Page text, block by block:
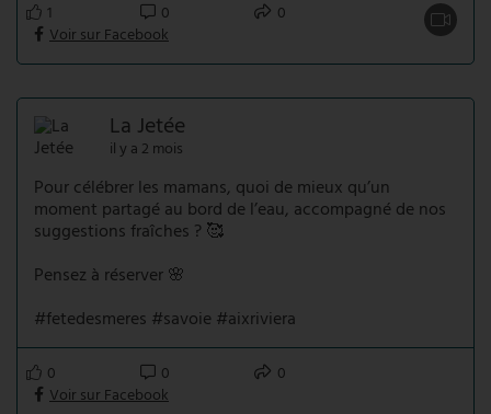
1 0
0
Voir sur Facebook
La Jetée
il y a 2 mois
Pour célébrer les mamans, quoi de mieux qu’un
moment partagé au bord de l’eau, accompagné de nos
suggestions fraîches ? 🥰
Pensez à réserver 🌸
#fetedesmeres #savoie #aixriviera
0 0
0
Voir sur Facebook